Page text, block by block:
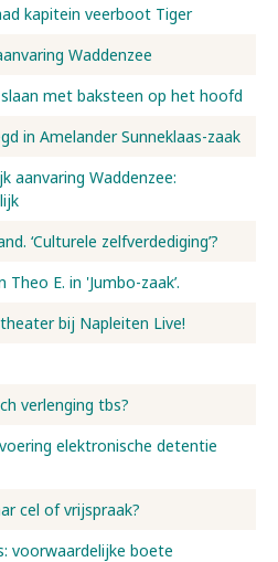
kapitein veerboot Tiger
Waddenzee
slaan met baksteen op het hoofd
in Amelander Sunneklaas-zaak
aanvaring Waddenzee:
‘Culturele zelfverdediging’?
E. in 'Jumbo-zaak’.
bij Napleiten Live!
verlenging tbs?
elektronische detentie
cel of vrijspraak?
voorwaardelijke boete